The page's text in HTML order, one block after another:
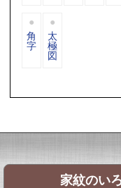
角
字
太
極
図
家紋のい